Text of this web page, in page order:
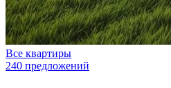
Все квартиры
240 предложений